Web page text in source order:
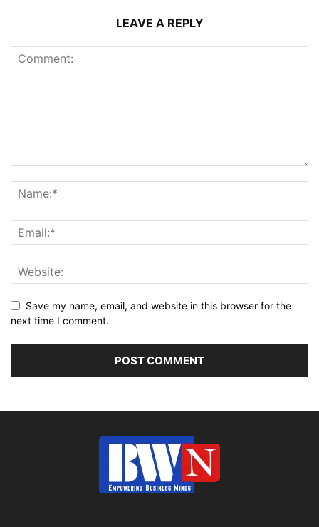
LEAVE A REPLY
Save my name, email, and website in this browser for the
next time I comment.